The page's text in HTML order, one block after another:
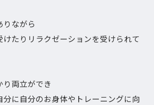
りながら
けたりリラクゼーションを受けられて
り両立ができ
分に自分のお身体やトレーニングに向